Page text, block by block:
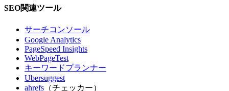
SEO関連ツール
サーチコンソール
Google Analytics
PageSpeed Insights
WebPageTest
キーワードプランナー
Ubersuggest
ahrefs （チェッカー）